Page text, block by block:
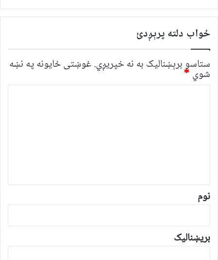
ځواب دلته پرېږدئ
ستاسو برېښناليک به نه خپريږي. غوښتى ځایونه په نښه
شوي *
*
نوم
بریښنالیک